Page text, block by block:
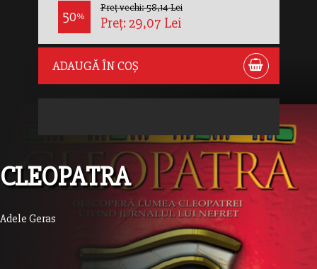
50%
Preț vechi: 58,14 Lei
Preț: 29,07 Lei
ADAUGĂ ÎN COȘ
CLEOPATRA
Adele Geras